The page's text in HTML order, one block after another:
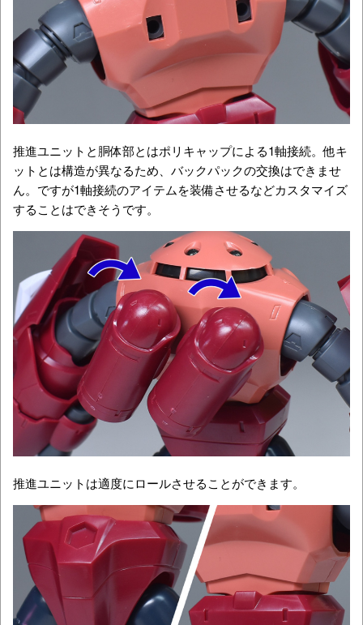
推進ユニットと胴体部とはポリキャップによる1軸接続。他キ
ットとは構造が異なるため、バックパックの交換はできませ
ん。ですが1軸接続のアイテムを装備させるなどカスタマイズ
することはできそうです。
推進ユニットは適度にロールさせることができます。